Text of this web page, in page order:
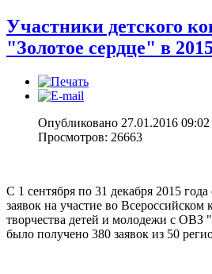
Участники детского
"Золотое сердце" в
Опубликовано 27.01.2016 09:02
Просмотров: 26663
С 1 сентября по 31 декабря 2015
заявок на участие во Всероссийском
творчества детей и молодежи с ОВЗ
было получено 380 заявок из 50